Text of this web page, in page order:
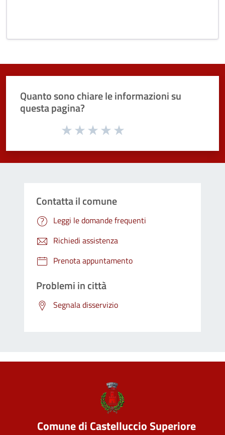
Quanto sono chiare le informazioni su
questa pagina?
Valuta da 1 a 5 stelle la pagina
Contatta il comune
Leggi le domande frequenti
Richiedi assistenza
Prenota appuntamento
Problemi in città
Segnala disservizio
Comune di Castelluccio Superiore